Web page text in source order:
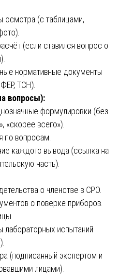
осмотра (с таблицами,
(если ставился вопрос о
нормативные документы
ТСН).
вопросы):
формулировки (без
«скорее всего»).
по вопросам.
каждого вывода (ссылка на
часть).
о членстве в СРО.
о поверке приборов.
лабораторных испытаний
(подписанный экспертом и
лицами).